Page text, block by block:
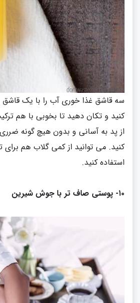
سه قاشق غذا خوری آب را با یک قاشق
کنید و تکان دهید تا بخوبی با هم
از پد به آسانی و بدون هیچ گونه
کنید. می توانید از کمی گلاب هم برای
استفاده کنید.
۱۰- پوستی صاف تر با جوش شیرین